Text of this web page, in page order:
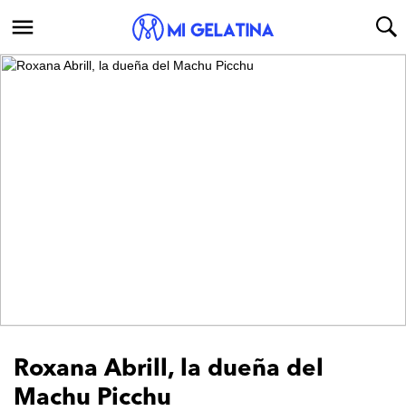
Roxana Abrill, la dueña del
Machu Picchu